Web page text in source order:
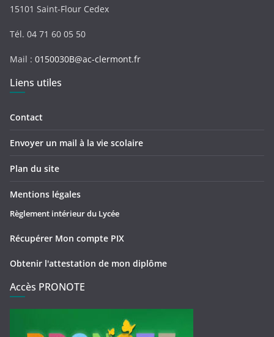
15101 Saint-Flour Cedex
Tél. 04 71 60 05 50
Mail : 0150030B@ac-clermont.fr
Liens utiles
Contact
Envoyer un mail à la vie scolaire
Plan du site
Mentions légales
Règlement intérieur du Lycée
Récupérer Mon compte PIX
Obtenir l'attestation de mon diplôme
Accès PRONOTE